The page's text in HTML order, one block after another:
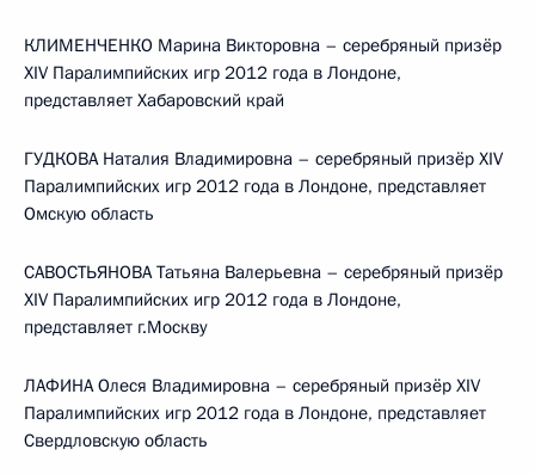
КЛИМЕНЧЕНКО Марина Викторовна – серебряный призёр
XIV Паралимпийских игр 2012 года в Лондоне,
представляет Хабаровский край
ГУДКОВА Наталия Владимировна – серебряный призёр XIV
Паралимпийских игр 2012 года в Лондоне, представляет
Омскую область
САВОСТЬЯНОВА Татьяна Валерьевна – серебряный призёр
XIV Паралимпийских игр 2012 года в Лондоне,
представляет г.Москву
ЛАФИНА Олеся Владимировна – серебряный призёр XIV
Паралимпийских игр 2012 года в Лондоне, представляет
Свердловскую область